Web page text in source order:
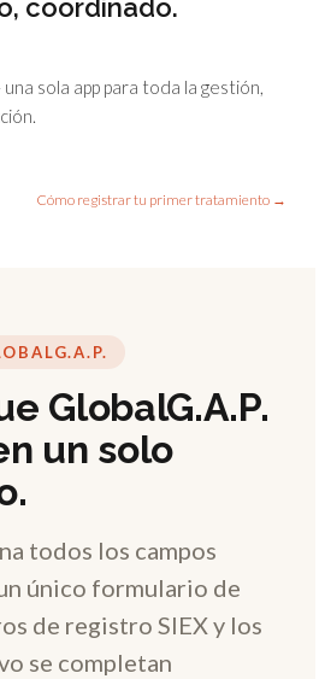
coordinado.
sola app para toda la gestión,
Cómo registrar tu primer tratamiento →
GlobalG.A.P.
un solo
todos los campos
único formulario de
de registro SIEX y los
se completan